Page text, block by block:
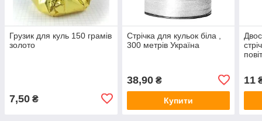
Грузик для куль 150 грамів
золото
7,50 ₴
Стрічка для кульок біла ,
300 метрів Україна
38,90₴
Купити
11